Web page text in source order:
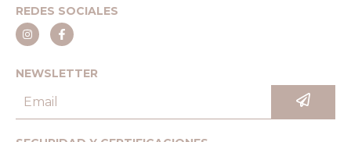
REDES SOCIALES
NEWSLETTER